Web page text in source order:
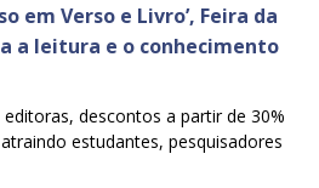
em Verso e Livro’, Feira da
a leitura e o conhecimento
descontos a partir de 30%
estudantes, pesquisadores